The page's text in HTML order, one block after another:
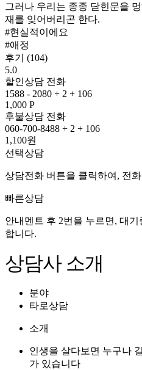
그러나 우리는 종종 닫힌문을
재를 잊어버리곤 한다.
#현실적이에요
#애정
후기 (104)
5.0
할인상담 전화
1588 - 2080 + 2 + 106
1,000 P
후불상담 전화
060-700-8488 + 2 + 106
1,100원
선택상담
상담전화 버튼을 클릭하여, 전
빠른상담
안내멘트 후 2번을 누르면, 대
합니다.
상담사 소개
분야
타로상담
소개
인생을 살다보면 누구나
가 있습니다